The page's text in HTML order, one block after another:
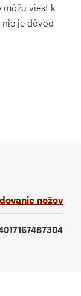
môžu viesť k
nie je dôvod
nožov